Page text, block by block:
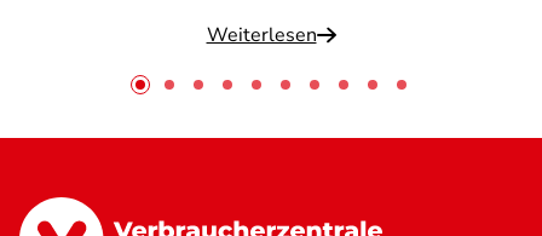
Weiterlesen